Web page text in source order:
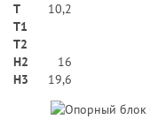
T
10,2
T1
T2
H2
16
Н3
19,6